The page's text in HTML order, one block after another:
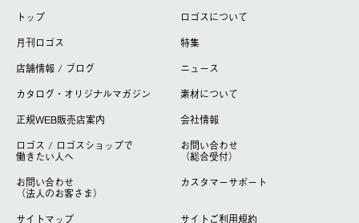
トップ
ロゴスについて
月刊ロゴス
特集
店舗情報 / ブログ
ニュース
カタログ・オリジナルマガジン
素材について
正規WEB販売店案内
会社情報
ロゴス / ロゴスショップで
働きたい人へ
お問い合わせ
（総合受付）
お問い合わせ
（法人のお客さま）
カスタマーサポート
サイトマップ
サイトご利用規約